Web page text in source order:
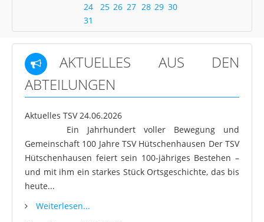
24
25 26 27 28 29 30
31
AKTUELLES AUS DEN
ABTEILUNGEN
Aktuelles TSV 24.06.2026
Ein Jahrhundert voller Bewegung und
Gemeinschaft 100 Jahre TSV Hütschenhausen Der TSV
Hütschenhausen feiert sein 100-jähriges Bestehen –
und mit ihm ein starkes Stück Ortsgeschichte, das bis
heute...
Weiterlesen...